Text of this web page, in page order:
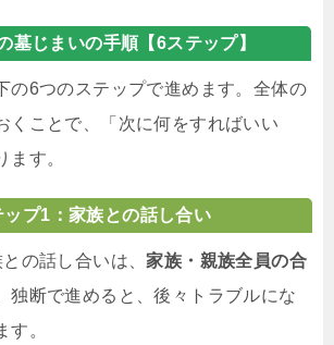
墓じまいの手順【6ステップ】
の6つのステップで進めます。全体の
くことで、「次に何をすればいい
ます。
ップ1：家族との話し合い
の話し合いは、 家族・親族全員の合
独断で進めると、後々トラブルにな
す。